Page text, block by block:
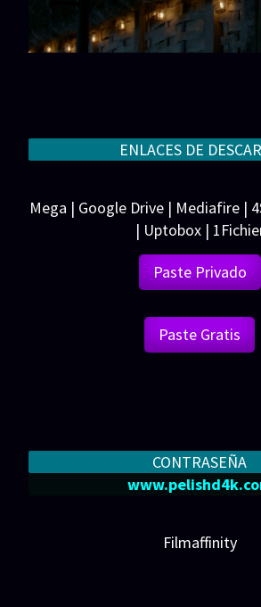
ENLACES DE
Mega | Google Drive | Mediafire |
| Uptobox |
Paste Privado
Paste Gratis
CONTRASEÑA
Filmaffinity